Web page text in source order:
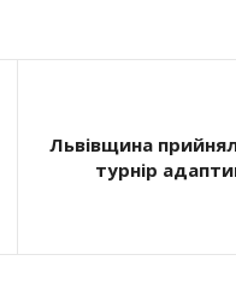
Львівщина
турнір